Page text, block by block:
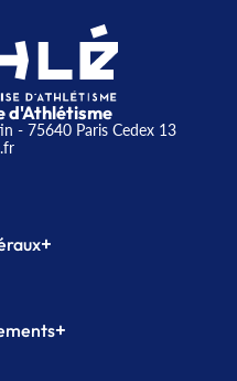
d'Athlétisme
- 75640 Paris Cedex 13
+
+